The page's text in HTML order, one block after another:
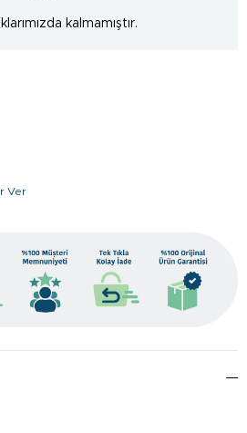
kalmamıştır.
Ver